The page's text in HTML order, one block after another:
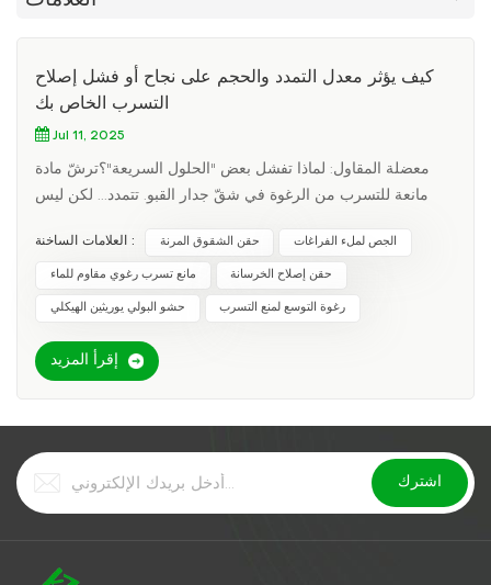
كيف يؤثر معدل التمدد والحجم على نجاح أو فشل إصلاح
التسرب الخاص بك
Jul 11, 2025
معضلة المقاول: لماذا تفشل بعض "الحلول السريعة"؟ترشّ مادة
مانعة للتسرب من الرغوة في شقّ جدار القبو. تتمدد... لكن ليس
تشويه الجدار. الآن لديك:💸 العملاء الغاضبين تتطلب إعادة العمل🚧
مزيد من الضرر من التسرب الأصليعلم التوسع الذكيليست كل
الرغوات متساوية. إليك ما يهم:1. سرعة التوسع
العلامات الساخنة : حقن الشقوق المرنة الجص لملء الفراغات
مانع تسرب رغوي مقاوم للماء حقن إصلاح الخرسانة
حشو البولي يوريثين الهيكلي رغوة التوسع لمنع التسرب
إقرأ المزيد